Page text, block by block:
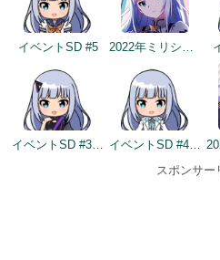
イベントSD #5 2022年ミリシタ5周年トップ画面
イベントSD #354 イベントSD #403
スポンサー